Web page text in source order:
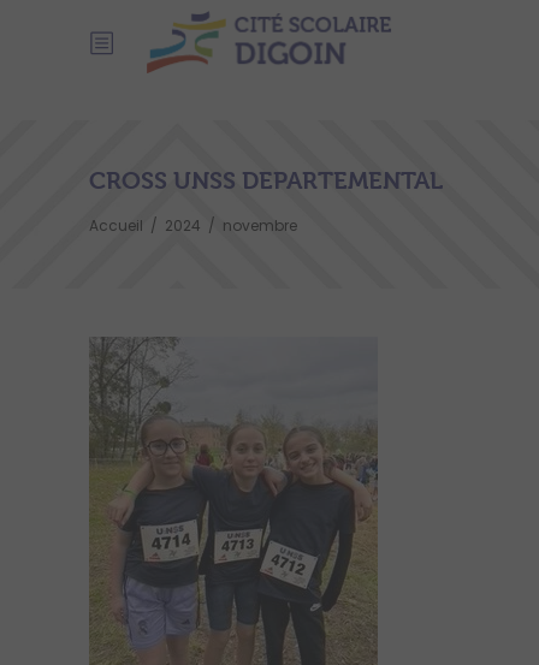
CROSS UNSS DEPARTEMENTAL
Accueil / 2024 / novembre